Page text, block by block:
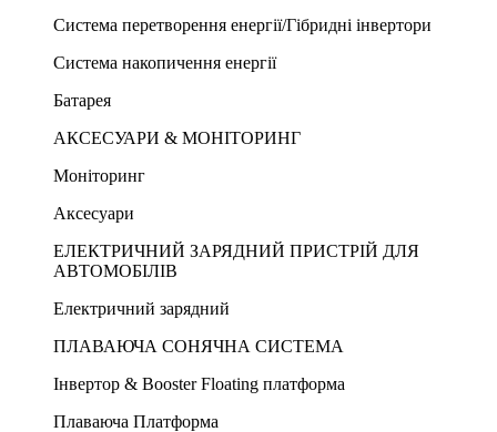
Система перетворення енергії/Гібридні інвертори
Система накопичення енергії
Батарея
АКСЕСУАРИ & МОНІТОРИНГ
Моніторинг
Аксесуари
ЕЛЕКТРИЧНИЙ ЗАРЯДНИЙ ПРИСТРІЙ ДЛЯ
АВТОМОБІЛІВ
Електричний зарядний
ПЛАВАЮЧА СОНЯЧНА СИСТЕМА
Інвертор & Booster Floating платформа
Плаваюча Платформа